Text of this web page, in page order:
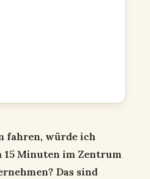
fahren, würde ich
15 Minuten im Zentrum
Das sind